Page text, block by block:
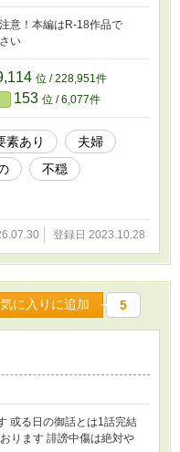
意！本編はR-18作品で
い
位 / 228,951件
153 位 / 6,077件
素あり
夫婦
不穏
登録日 2023.10.28
に入りに追加 5
或る日の御話とは1話完結
ります 誹謗中傷は絶対や